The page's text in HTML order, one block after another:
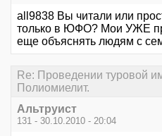
all9838 Вы читали или
только в ЮФО? Мои УЖЕ
еще объяснять людям с
Re: Проведении туровой
Полиомиелит.
Альтруист
131 - 30.10.2010 - 20:04